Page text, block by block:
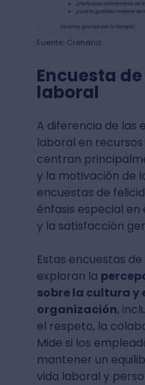
Fuente: Crehana
Encuesta
laboral
A diferencia de las
laboral en
centran
y la motivación de
encuestas de
énfasis especial
y la satisfacción
Estas encuestas
exploran la
sobre la cultura y
organización,
el respeto, la
Mide si los
mantener un
vida laboral y